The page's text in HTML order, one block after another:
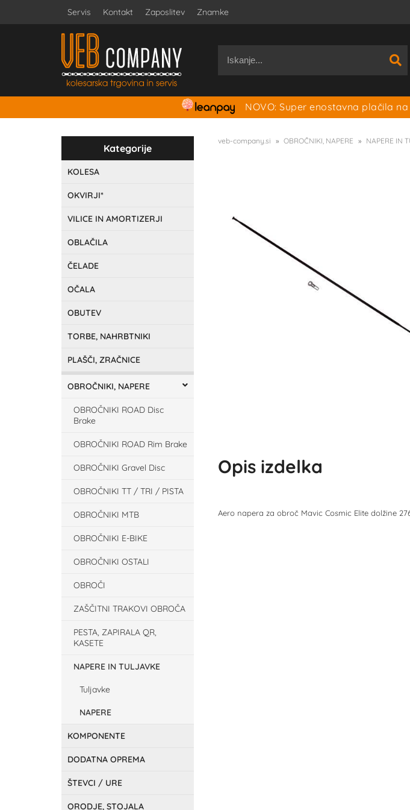
Servis Kontakt Zaposlitev Znamke
NOVO: Super enostavna plačila
Kategorije
KOLESA
OKVIRJI*
VILICE IN AMORTIZERJI
OBLAČILA
ČELADE
OČALA
OBUTEV
TORBE, NAHRBTNIKI
PLAŠČI, ZRAČNICE
OBROČNIKI, NAPERE
OBROČNIKI ROAD Disc
Brake
OBROČNIKI ROAD Rim Brake
OBROČNIKI Gravel Disc
OBROČNIKI TT / TRI / PISTA
OBROČNIKI MTB
OBROČNIKI E-BIKE
OBROČNIKI OSTALI
OBROČI
ZAŠČITNI TRAKOVI OBROČA
PESTA, ZAPIRALA QR,
KASETE
NAPERE IN TULJAVKE
Tuljavke
NAPERE
KOMPONENTE
DODATNA OPREMA
ŠTEVCI / URE
ORODJE, STOJALA
veb-company.si OBROČNIKI, NAPERE NAPERE IN
Opis izdelka
Aero napera za obroč Mavic Cosmic Elite dolžine